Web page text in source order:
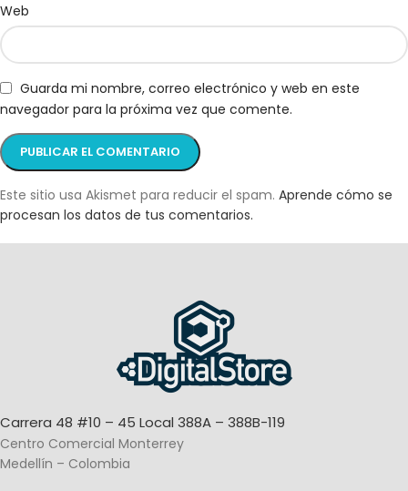
Web
Guarda mi nombre, correo electrónico y web en este
navegador para la próxima vez que comente.
Este sitio usa Akismet para reducir el spam. Aprende cómo se
procesan los datos de tus comentarios.
Carrera 48 #10 – 45 Local 388A – 388B-119
Centro Comercial Monterrey
Medellín – Colombia